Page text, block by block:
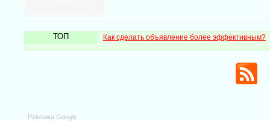
ТОП Как сделать объявление более эффективным?
Реклама Google